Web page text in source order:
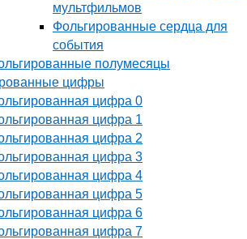
мультфильмов
Фольгированные сердца для
события
полумесяцы
цифры
цифра 0
цифра 1
цифра 2
цифра 3
цифра 4
цифра 5
цифра 6
цифра 7